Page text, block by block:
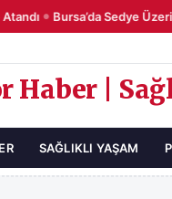
● Bursa’da Sedye
Haber |
SAĞLIKLI YAŞAM